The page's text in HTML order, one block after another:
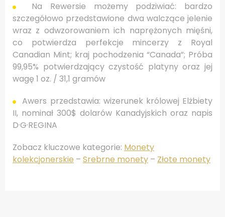
Na Rewersie możemy podziwiać: bardzo
szczegółowo przedstawione dwa walczące jelenie
wraz z odwzorowaniem ich naprężonych mięśni,
co potwierdza perfekcje mincerzy z Royal
Canadian Mint; kraj pochodzenia “Canada”; Próba
99,95% potwierdzający czystość platyny oraz jej
wagę 1 oz. / 31,1 gramów
Awers przedstawia: wizerunek królowej Elżbiety
II, nominał 300$ dolarów Kanadyjskich oraz napis
D·G·REGINA
Zobacz kluczowe kategorie: Monety
kolekcjonerskie – Srebrne monety – Złote monety